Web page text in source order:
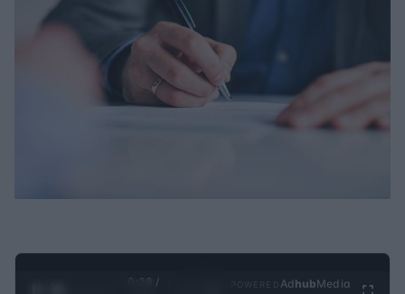
0:29 /
Ad hubMedia